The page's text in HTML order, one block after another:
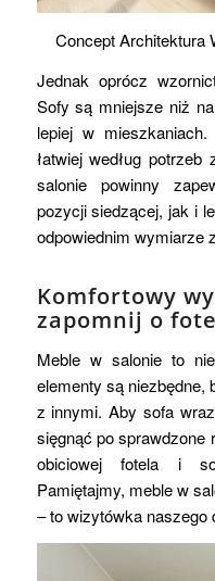
Concept Architektura
Jednak oprócz
Sofy są mniejsze niż
lepiej w
łatwiej według
salonie powinny
pozycji siedzącej, jak i
odpowiednim wymiarze
Komfortowy
zapomnij o
Meble w salonie to
elementy są
z innymi. Aby sofa
sięgnąć po sprawdzone
obiciowej fotela i
Pamiętajmy, meble w
– to wizytówka naszego